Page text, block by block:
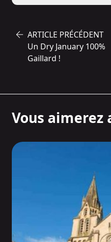
ARTICLE PRÉCÉDENT
Un Dry January 100%
Gaillard !
Vous aimerez